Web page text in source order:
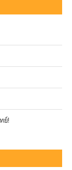
ย์!